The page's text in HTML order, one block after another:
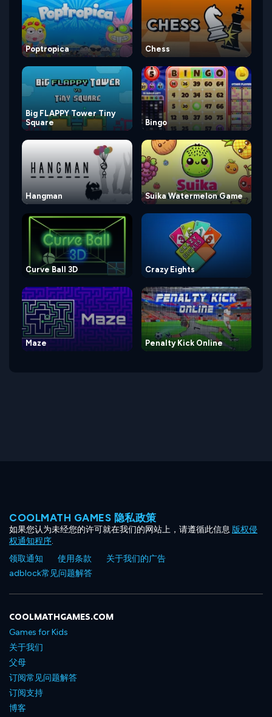
Poptropica Chess
Big FLAPPY Tower Tiny
Square
Bingo
Hangman Suika Watermelon Game
Curve Ball 3D Crazy Eights
Maze Penalty Kick Online
COOLMATH GAMES 隐私政策
如果您认为未经您的许可就在我们的网站上，请遵循此信息版权侵
权通知程序.
领取通知
使用条款
关于我们的广告
adblock常见问题解答
COOLMATHGAMES.COM
Games for Kids
关于我们
父母
订阅常见问题解答
订阅支持
博客